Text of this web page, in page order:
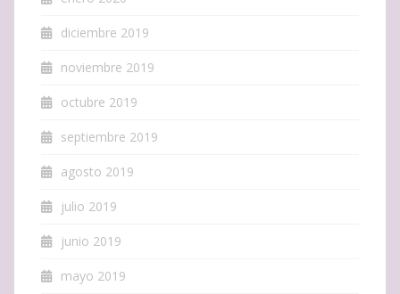
diciembre 2019
noviembre 2019
octubre 2019
septiembre 2019
agosto 2019
julio 2019
junio 2019
mayo 2019